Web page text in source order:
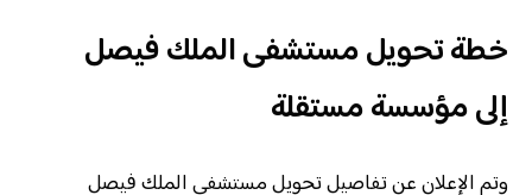
خطة تحويل مستشفى الملك فيصل
إلى مؤسسة مستقلة
وتم الإعلان عن تفاصيل تحويل مستشفى الملك فيصل